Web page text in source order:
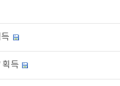
획득